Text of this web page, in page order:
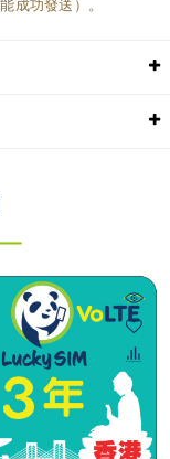
成功發送）。